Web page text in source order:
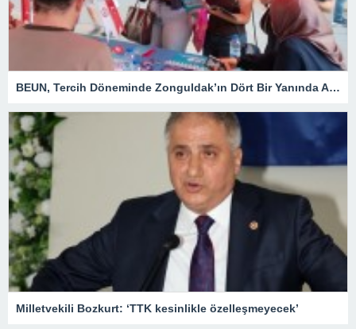
BEUN, Tercih Döneminde Zonguldak’ın Dört Bir Yanında Aday Öğrencilerle Buluşuyor
Milletvekili Bozkurt: ‘TTK kesinlikle özelleşmeyecek’